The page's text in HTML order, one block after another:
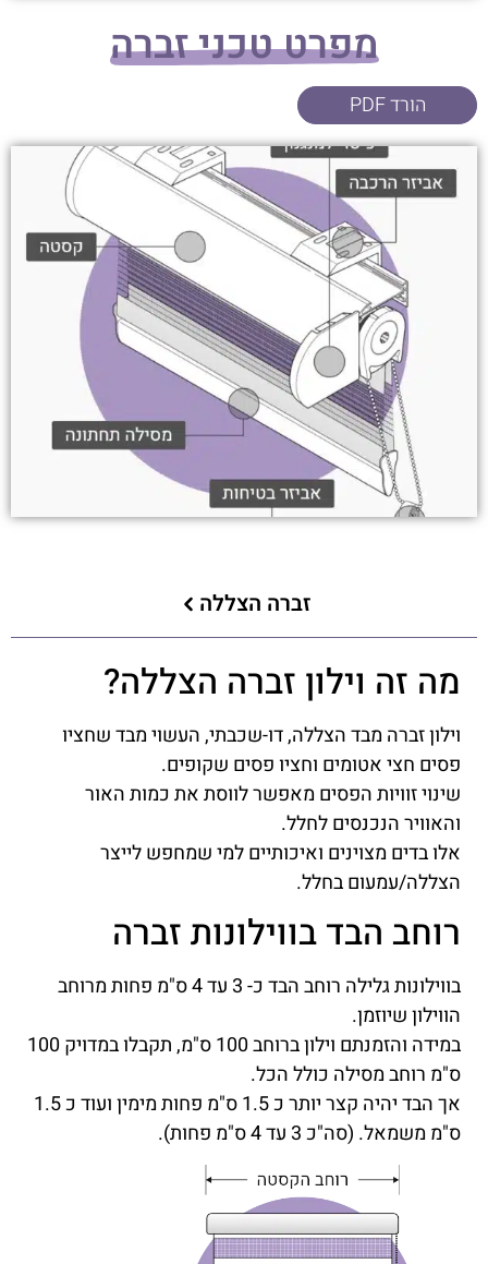
מפרט טכני זברה
הורד PDF
זברה הצללה
מה זה וילון זברה הצללה?
וילון זברה מבד הצללה, דו-שכבתי, העשוי מבד שחציו
פסים חצי אטומים וחציו פסים שקופים.
שינוי זוויות הפסים מאפשר לווסת את כמות האור
והאוויר הנכנסים לחלל.
אלו בדים מצוינים ואיכותיים למי שמחפש לייצר
הצללה/עמעום בחלל.
רוחב הבד בווילונות זברה
בווילונות גלילה רוחב הבד כ- 3 עד 4 ס"מ פחות מרוחב
הווילון שיוזמן.
במידה והזמנתם וילון ברוחב 100 ס"מ, תקבלו במדויק 100
ס"מ רוחב מסילה כולל הכל.
אך הבד יהיה קצר יותר כ 1.5 ס"מ פחות מימין ועוד כ 1.5
ס"מ משמאל. (סה"כ 3 עד 4 ס"מ פחות).